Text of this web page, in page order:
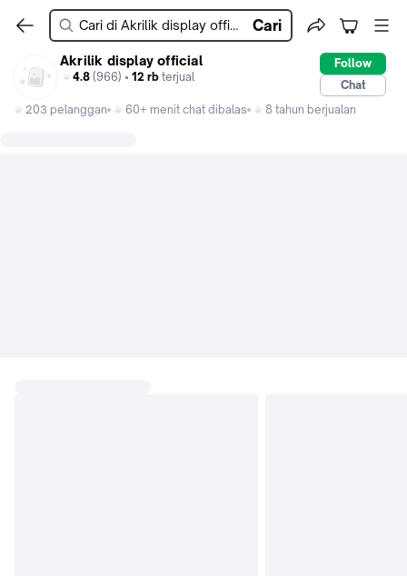
Cari
Akrilik display official
4.8 (966) • 12 rb terjual
Follow
Chat
203 pelanggan
60+ menit chat dibalas 8 tahun berjualan